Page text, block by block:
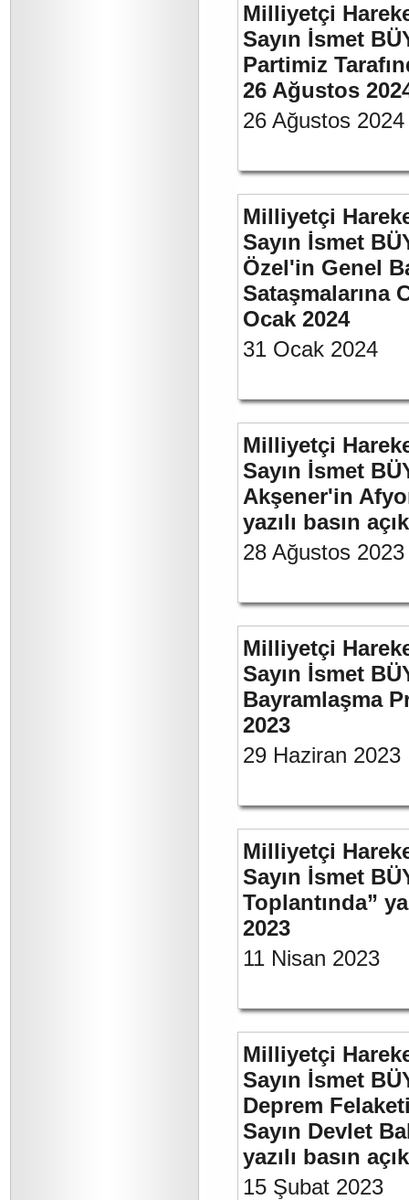
Milliyetçi
Sayın İsmet
Partimiz
26 Ağustos
26 Ağustos 2024
Milliyetçi
Sayın İsmet
Özel'in Genel
Sataşmalarına
Ocak 2024
31 Ocak 2024
Milliyetçi
Sayın İsmet
Akşener'in
yazılı basın
28 Ağustos 2023
Milliyetçi
Sayın İsmet
Bayramlaşma
2023
29 Haziran 2023
Milliyetçi
Sayın İsmet
Toplantında”
2023
11 Nisan 2023
Milliyetçi
Sayın İsmet
Deprem
Sayın Devlet
yazılı basın
15 Şubat 2023